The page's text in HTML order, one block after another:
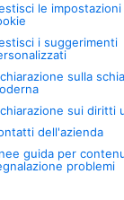
le impostazioni
i suggerimenti
sulla
sui diritti
dell'azienda
guida per
problemi